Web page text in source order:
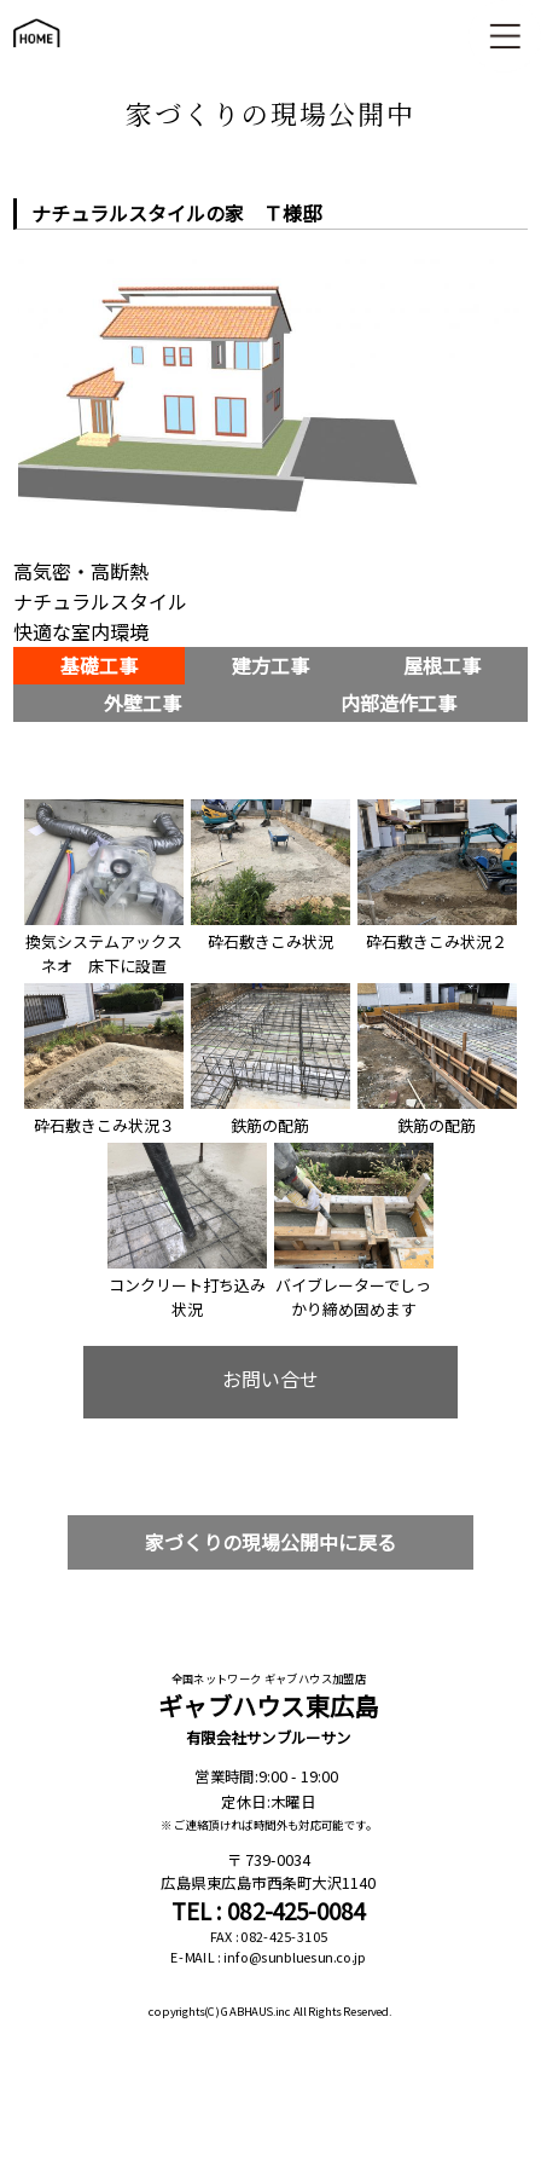
ナチュラルスタイルの家 Ｔ様邸
家づくりの現場公開中
ナチュラルスタイルの家 Ｔ様邸
高気密・高断熱
ナチュラルスタイル
快適な室内環境
基礎工事
建方工事
屋根工事
外壁工事
内部造作工事
換気システムアックス
ネオ　床下に設置
砕石敷きこみ状況 砕石敷きこみ状況２
砕石敷きこみ状況３ 鉄筋の配筋 鉄筋の配筋
コンクリート打ち込み
状況
バイブレーターでしっ
かり締め固めます
お問い合せ
家づくりの現場公開中に戻る
全国ネットワーク ギャブハウス加盟店
ギャブハウス東広島
有限会社サンブルーサン
営業時間:9:00 - 19:00
定休日:木曜日
※ ご連絡頂ければ時間外も対応可能です。
739-0034
広島県東広島市西条町大沢1140
TEL : 082-425-0084
FAX : 082-425-3105
E-MAIL : info@sunbluesun.co.jp
copyrights(C)GABHAUS.inc All Rights Reserved.